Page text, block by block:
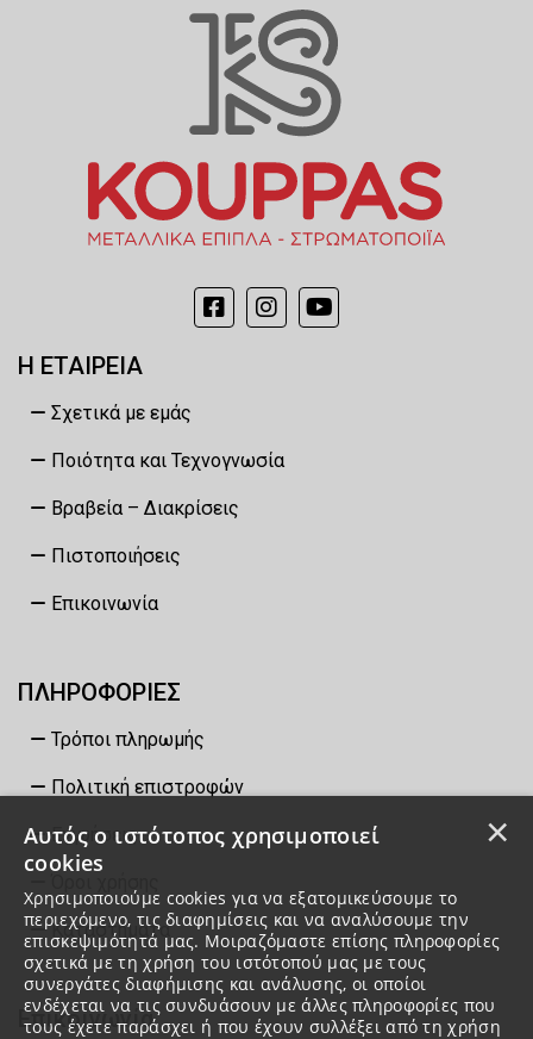
Η ΕΤΑΙΡΕΙΑ
Σχετικά με εμάς
Ποιότητα και Τεχνογνωσία
Βραβεία – Διακρίσεις
Πιστοποιήσεις
Επικοινωνία
ΠΛΗΡΟΦΟΡΙΕΣ
Τρόποι πληρωμής
Πολιτική επιστροφών
Εγγυήσεις
Καταστήματα
Επικοινωνία
×
Αυτός ο ιστότοπος χρησιμοποιεί
cookies
Χρησιμοποιούμε cookies για να εξατομικεύσουμε το
περιεχόμενο, τις διαφημίσεις και να αναλύσουμε την
επισκεψιμότητά μας. Μοιραζόμαστε επίσης πληροφορίες
σχετικά με τη χρήση του ιστότοπού μας με τους
συνεργάτες διαφήμισης και ανάλυσης, οι οποίοι
ενδέχεται να τις συνδυάσουν με άλλες πληροφορίες που
τους έχετε παράσχει ή που έχουν συλλέξει από τη χρήση